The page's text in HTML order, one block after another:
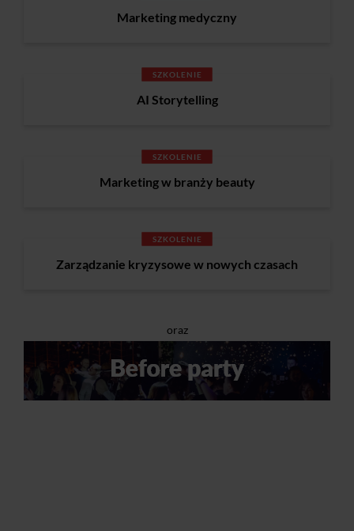
Marketing medyczny
SZKOLENIE
AI Storytelling
SZKOLENIE
Marketing w branży beauty
SZKOLENIE
Zarządzanie kryzysowe w nowych czasach
oraz